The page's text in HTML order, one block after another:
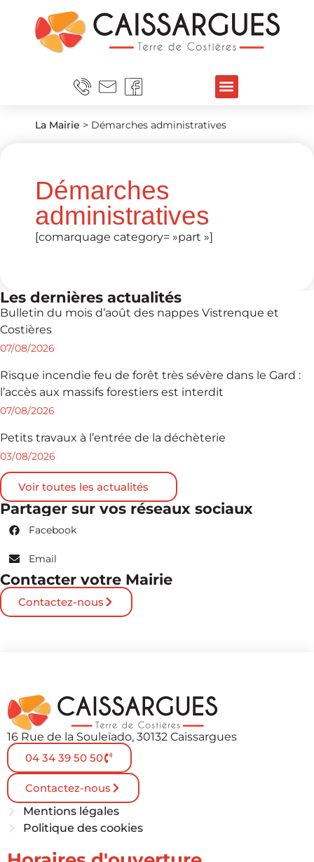
La Mairie > Démarches administratives
Démarches
administratives
[comarquage category= »part »]
Les dernières actualités
Bulletin du mois d’août des nappes Vistrenque et
Costières
07/08/2026
Risque incendie feu de forêt très sévère dans le Gard :
l’accès aux massifs forestiers est interdit
07/08/2026
Petits travaux à l’entrée de la déchèterie
03/08/2026
Voir toutes les actualités
Partager sur vos réseaux sociaux
Facebook
Email
Contacter votre Mairie
Contactez-nous
16 Rue de la Souleïado, 30132 Caissargues
04 34 39 50 50
Contactez-nous
Mentions légales
Politique des cookies